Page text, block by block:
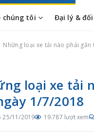
chúng tôi Đại lý &
Những loại xe tải nào phải
loại xe tải
1/7/2018
25/11/2019 19.787 lượt xem